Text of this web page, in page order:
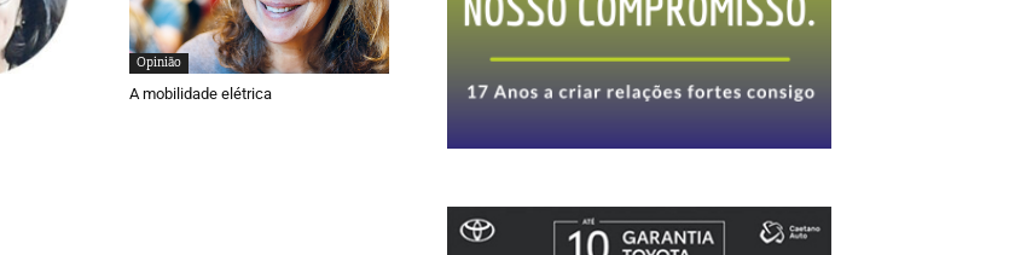
Opinião
A mobilidade elétrica